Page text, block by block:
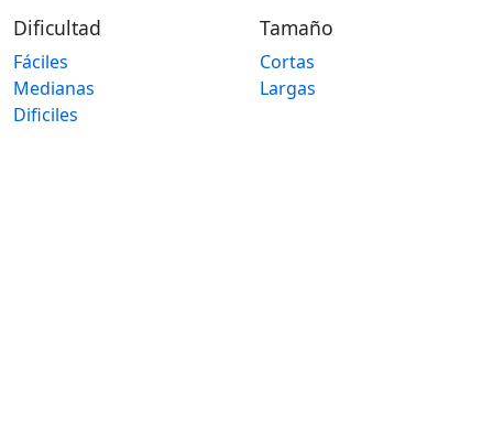
Dificultad
Fáciles
Medianas
Dificiles
Tamaño
Cortas
Largas